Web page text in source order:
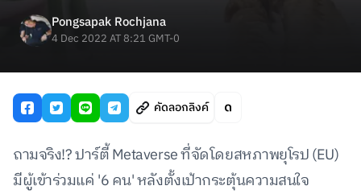
Pongsapak Rochjana
4 Dec 2022 AT 8:21 GMT-0
คัดลอกลิงค์
ถามจริง!? ปาร์ตี้ Metaverse ที่จัดโดยสหภาพยุโรป (EU)
มีผู้เข้าร่วมแค่ '6 คน' หลังตั้งเป้ากระตุ้นความสนใจ